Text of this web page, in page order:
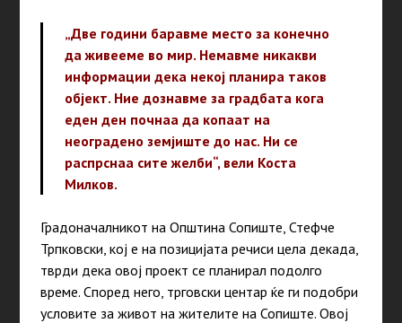
„Две години баравме место за конечно
да живееме во мир. Немавме никакви
информации дека некој планира таков
објект. Ние дознавме за градбата кога
еден ден почнаа да копаат на
неоградено земјиште до нас. Ни се
распрснаа сите желби“, вели Коста
Милков.
Градоначалникот на Општина Сопиште, Стефче
Трпковски, кој е на позицијата речиси цела декада,
тврди дека овој проект се планирал подолго
време. Според него, трговски центар ќе ги подобри
условите за живот на жителите на Сопиште. Овој